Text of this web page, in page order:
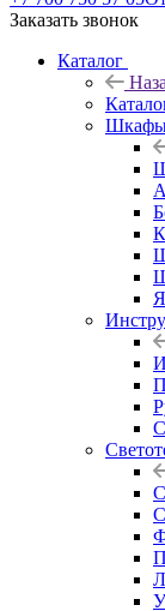
Заказать звонок
Каталог